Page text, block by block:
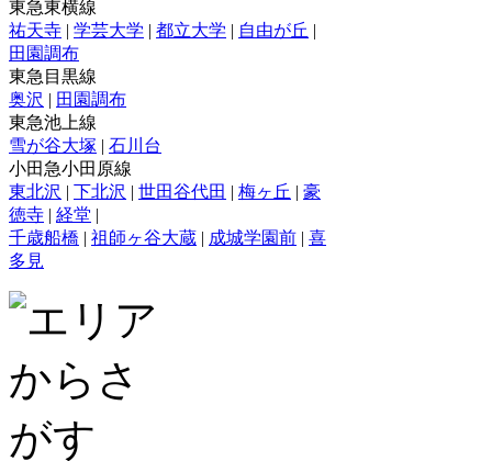
東急東横線
祐天寺 | 学芸大学 | 都立大学 | 自由が丘 |
田園調布
東急目黒線
奥沢 | 田園調布
東急池上線
雪が谷大塚 | 石川台
小田急小田原線
東北沢 | 下北沢 | 世田谷代田 | 梅ヶ丘 | 豪
徳寺 | 経堂 |
千歳船橋 | 祖師ヶ谷大蔵 | 成城学園前 | 喜
多見